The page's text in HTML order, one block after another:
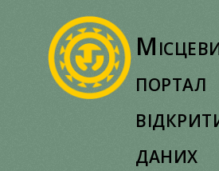
портал
даних